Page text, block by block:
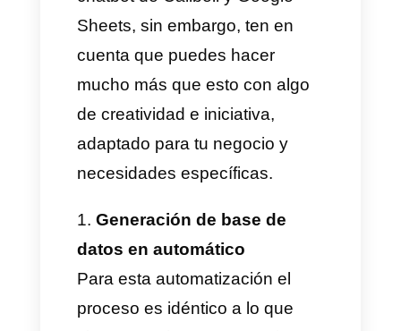
Después de crear la hoja en
Google Sheets: Conectamos
nuestra cuenta de Google,
queremos colocar los valores
recogidos, elegimos el número
de hoja y la acción a realizar, en